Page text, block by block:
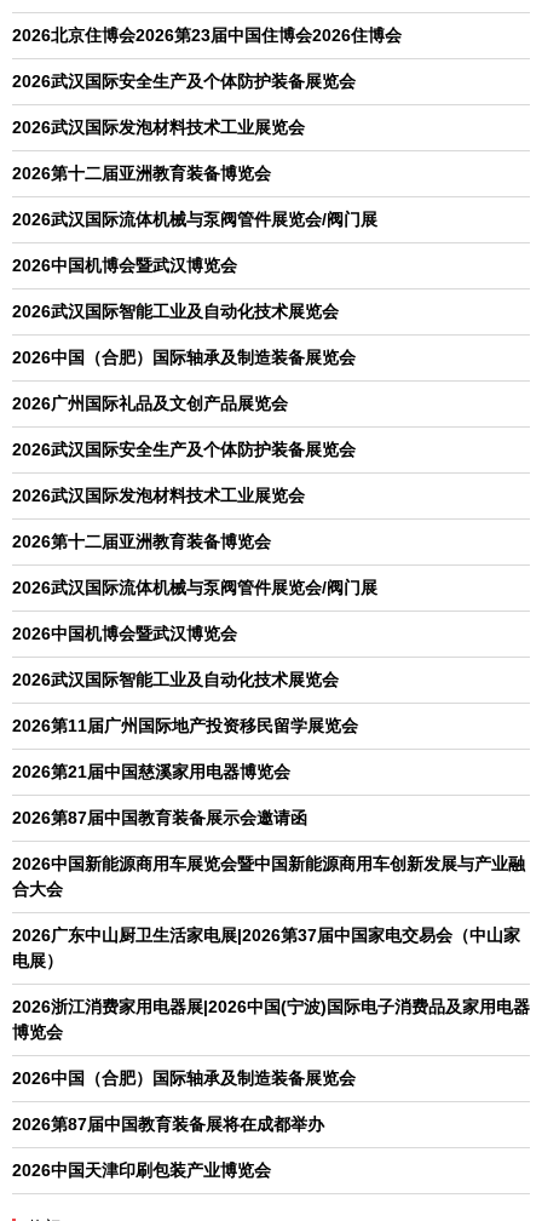
2026北京住博会2026第23届中国住博会2026住博会
2026武汉国际安全生产及个体防护装备展览会
2026武汉国际发泡材料技术工业展览会
2026第十二届亚洲教育装备博览会
2026武汉国际流体机械与泵阀管件展览会/阀门展
2026中国机博会暨武汉博览会
2026武汉国际智能工业及自动化技术展览会
2026中国（合肥）国际轴承及制造装备展览会
2026广州国际礼品及文创产品展览会
2026武汉国际安全生产及个体防护装备展览会
2026武汉国际发泡材料技术工业展览会
2026第十二届亚洲教育装备博览会
2026武汉国际流体机械与泵阀管件展览会/阀门展
2026中国机博会暨武汉博览会
2026武汉国际智能工业及自动化技术展览会
2026第11届广州国际地产投资移民留学展览会
2026第21届中国慈溪家用电器博览会
2026第87届中国教育装备展示会邀请函
2026中国新能源商用车展览会暨中国新能源商用车创新发展与产业融
合大会
2026广东中山厨卫生活家电展|2026第37届中国家电交易会（中山家
电展）
2026浙江消费家用电器展|2026中国(宁波)国际电子消费品及家用电器
博览会
2026中国（合肥）国际轴承及制造装备展览会
2026第87届中国教育装备展将在成都举办
2026中国天津印刷包装产业博览会